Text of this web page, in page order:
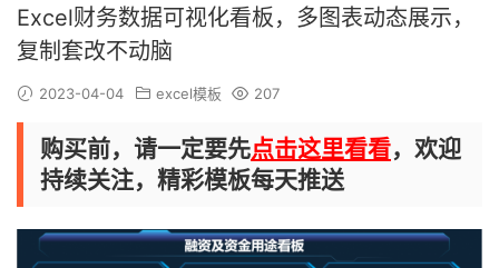
Excel财务数据可视化看板，多图表动态展示，
复制套改不动脑
2023-04-04 excel模板 207
购买前，请一定要先点击这里看看，欢迎
持续关注，精彩模板每天推送